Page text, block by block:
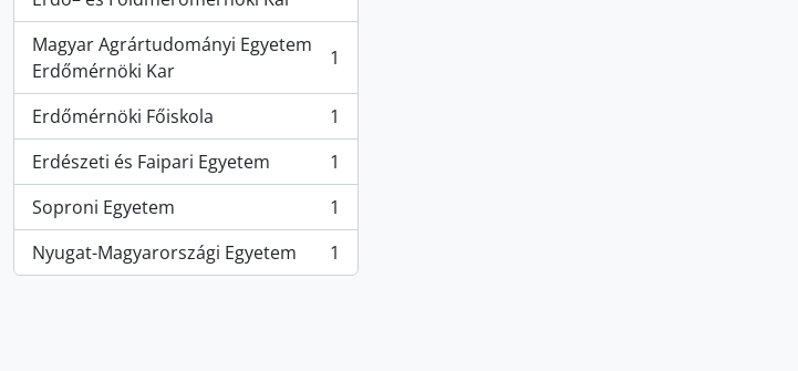
Magyar Agrártudományi Egyetem
Erdőmérnöki Kar
, 1 results 1
Erdőmérnöki Főiskola
, 1 results
1
Erdészeti és Faipari Egyetem
, 1 results
1
Soproni Egyetem
, 1 results
1
Nyugat-Magyarországi Egyetem
, 1 results 1